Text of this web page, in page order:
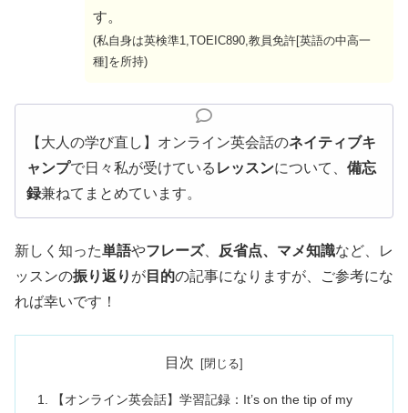
す。
(私自身は英検準1,TOEIC890,教員免許[英語の中高一
種]を所持)
【大人の学び直し】オンライン英会話のネイティブキ
ャンプで日々私が受けている レッスンについて、 備忘
録兼ねてまとめています。
新しく知った単語やフレーズ、 反省点、マメ知識など、レ
ッスンの振り返り が 目的の記事になりますが、ご参考にな
れば幸いです！
目次
【オンライン英会話】学習記録：It’s on the tip of my